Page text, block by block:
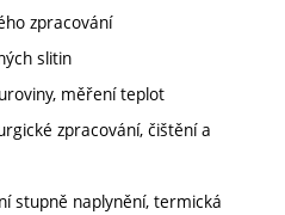
zpracování
slitin
měření teplot
zpracování, čištění a
stupně naplynění, termická